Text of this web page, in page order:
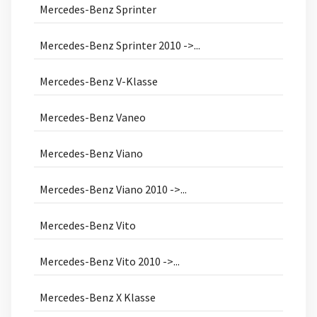
Mercedes-Benz Sprinter
Mercedes-Benz Sprinter 2010 ->...
Mercedes-Benz V-Klasse
Mercedes-Benz Vaneo
Mercedes-Benz Viano
Mercedes-Benz Viano 2010 ->...
Mercedes-Benz Vito
Mercedes-Benz Vito 2010 ->...
Mercedes-Benz X Klasse